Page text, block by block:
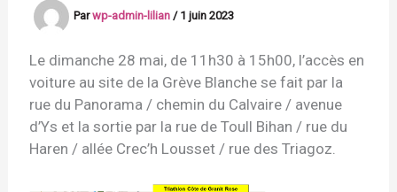
Parwp-admin-lilian/ 1 juin 2023
Le dimanche 28 mai, de 11h30 à 15h00, l’accès en
voiture au site de la Grève Blanche se fait par la
rue du Panorama / chemin du Calvaire / avenue
d’Ys et la sortie par la rue de Toull Bihan / rue du
Haren / allée Crec’h Lousset / rue des Triagoz.